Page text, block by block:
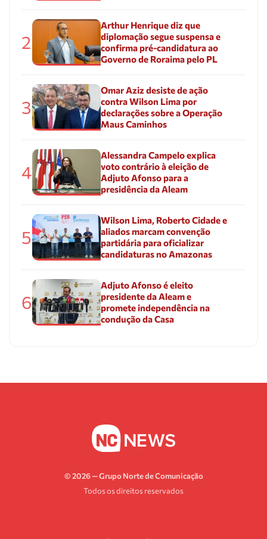
2
Arthur Henrique diz que
diplomação segue suspensa e
confirma pré-candidatura ao
Governo de Roraima pelo PL
3
Omar Aziz desiste de ação
contra Wilson Lima por
declarações sobre a Operação
Maus Caminhos
4
Alessandra Campelo explica
voto contrário à eleição de
Adjuto Afonso para a
presidência da Aleam
5
Wilson Lima, Roberto Cidade e
aliados marcam convenção
partidária para oficializar
candidaturas no Amazonas
6
Adjuto Afonso é eleito
presidente da Aleam e
promete independência na
condução da Casa
© 2026 — Grupo Norte de Comunicação
Todos os direitos reservados